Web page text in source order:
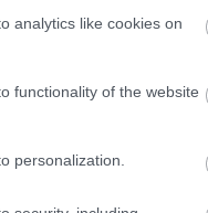
analytics like cookies on
functionality of the website
personalization.
Εισφορά
σε ιδιαίτερα
Εισφοράς